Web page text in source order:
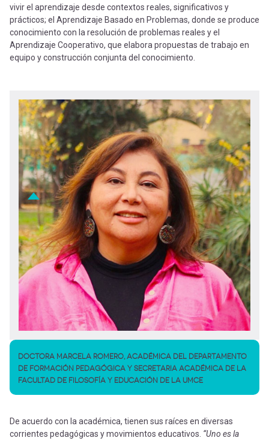
vivir el aprendizaje desde contextos reales, significativos y
prácticos; el Aprendizaje Basado en Problemas, donde se produce
conocimiento con la resolución de problemas reales y el
Aprendizaje Cooperativo, que elabora propuestas de trabajo en
equipo y construcción conjunta del conocimiento.
DOCTORA MARCELA ROMERO, ACADÉMICA DEL DEPARTAMENTO
DE FORMACIÓN PEDAGÓGICA Y SECRETARIA ACADÉMICA DE LA
FACULTAD DE FILOSOFÍA Y EDUCACIÓN DE LA UMCE
De acuerdo con la académica, tienen sus raíces en diversas
corrientes pedagógicas y movimientos educativos. “Uno es la